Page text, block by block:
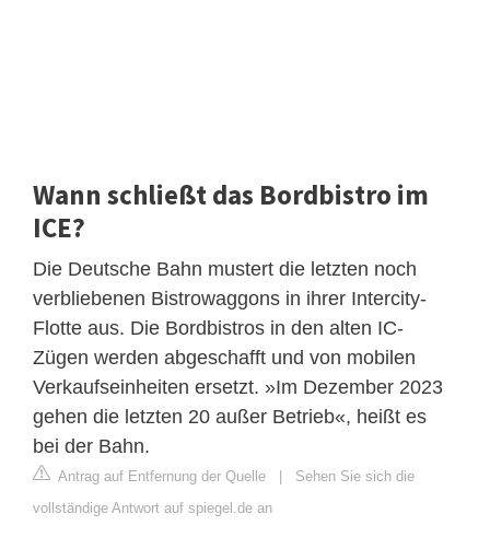
Wann schließt das Bordbistro im
ICE?
Die Deutsche Bahn mustert die letzten noch
verbliebenen Bistrowaggons in ihrer Intercity-
Flotte aus. Die Bordbistros in den alten IC-
Zügen werden abgeschafft und von mobilen
Verkaufseinheiten ersetzt. »Im Dezember 2023
gehen die letzten 20 außer Betrieb«, heißt es
bei der Bahn.
Antrag auf Entfernung der Quelle
Sehen Sie sich die
vollständige Antwort auf spiegel.de an